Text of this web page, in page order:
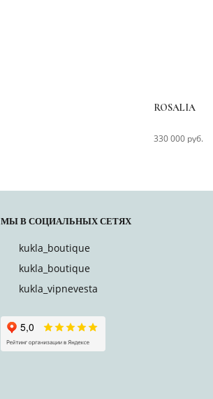
330 000 руб.
МЫ В СОЦИАЛЬНЫХ СЕТЯХ
kukla_boutique
kukla_boutique
kukla_vipnevesta